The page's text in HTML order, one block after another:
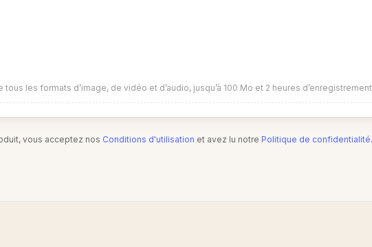
tous les formats d’image, de vidéo et d’audio, jusqu’à 100 Mo et 2 heures d’enregistrement
vous acceptez nos Conditions d'utilisation et avez lu notre Politique de confidentialité.